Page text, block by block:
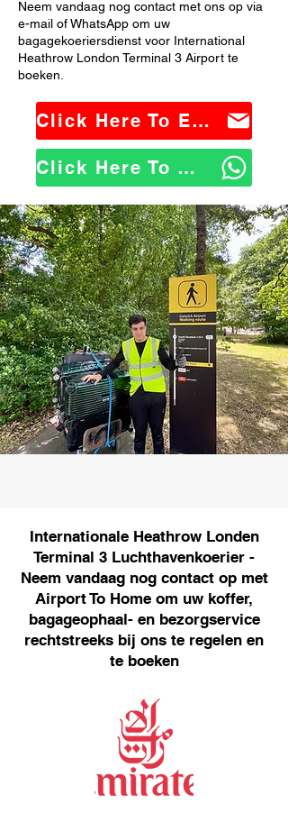
Neem vandaag nog contact met ons op via
e-mail of WhatsApp om uw
bagagekoeriersdienst voor International
Heathrow London Terminal 3 Airport te
boeken.
Click Here To Email Us
Click Here To WhatsApp Us
Internationale Heathrow Londen
Terminal 3 Luchthavenkoerier -
Neem vandaag nog contact op met
Airport To Home om uw koffer,
bagageophaal- en bezorgservice
rechtstreeks bij ons te regelen en
te boeken